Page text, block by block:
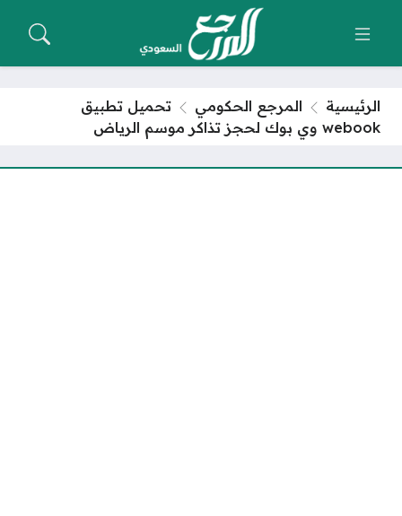
الرئيسية المرجع الحكومي
تحميل تطبيق
webook وي بوك لحجز تذاكر موسم الرياض